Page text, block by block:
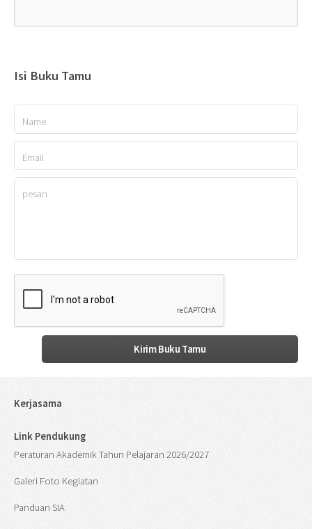
Isi Buku Tamu
Kerjasama
Link Pendukung
Peraturan Akademik Tahun Pelajaran 2026/2027
Galeri Foto Kegiatan
Panduan SIA